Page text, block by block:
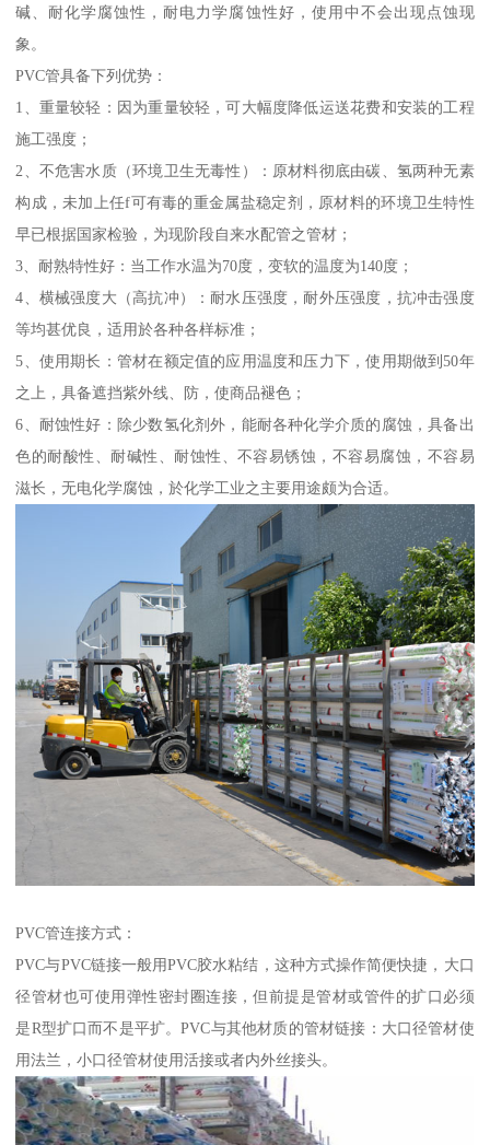
碱、耐化学腐蚀性，耐电力学腐蚀性好，使用中不会出现点蚀现
象。
PVC管具备下列优势：
1、重量较轻：因为重量较轻，可大幅度降低运送花费和安装的工程
施工强度；
2、不危害水质（环境卫生无毒性）：原材料彻底由碳、氢两种无素
构成，未加上任f可有毒的重金属盐稳定剂，原材料的环境卫生特性
早已根据国家检验，为现阶段自来水配管之管材；
3、耐熟特性好：当工作水温为70度，变软的温度为140度；
4、横械强度大（高抗冲）：耐水压强度，耐外压强度，抗冲击强度
等均甚优良，适用於各种各样标准；
5、使用期长：管材在额定值的应用温度和压力下，使用期做到50年
之上，具备遮挡紫外线、防，使商品褪色；
6、耐蚀性好：除少数氢化剂外，能耐各种化学介质的腐蚀，具备出
色的耐酸性、耐碱性、耐蚀性、不容易锈蚀，不容易腐蚀，不容易
滋长，无电化学腐蚀，於化学工业之主要用途颇为合适。
PVC管连接方式：
PVC与PVC链接一般用PVC胶水粘结，这种方式操作简便快捷，大口
径管材也可使用弹性密封圈连接，但前提是管材或管件的扩口必须
是R型扩口而不是平扩。PVC与其他材质的管材链接：大口径管材使
用法兰，小口径管材使用活接或者内外丝接头。